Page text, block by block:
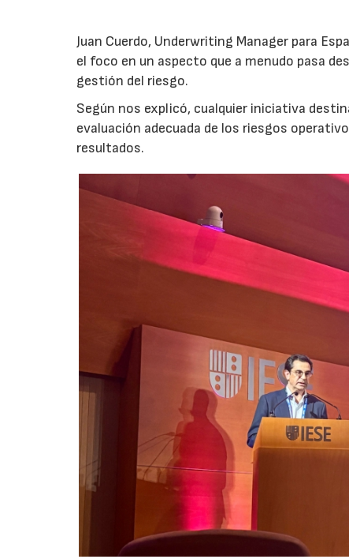
Juan Cuerdo, Underwriting Manager para
el foco en un aspecto que a menudo pasa
gestión del riesgo.
Según nos explicó, cualquier iniciativa
evaluación adecuada de los riesgos
resultados.